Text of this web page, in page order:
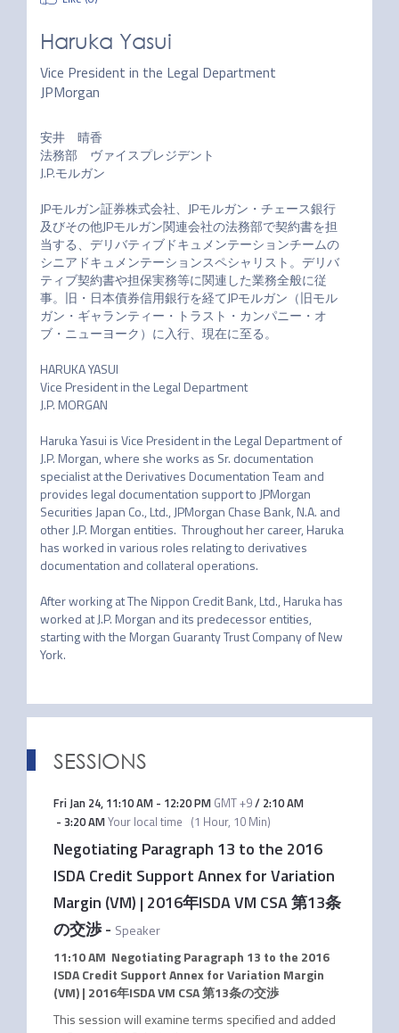
Haruka Yasui
Vice President in the Legal Department
JPMorgan
安井　晴香
法務部　ヴァイスプレジデント
J.P.モルガン
JPモルガン証券株式会社、JPモルガン・チェース銀行
及びその他JPモルガン関連会社の法務部で契約書を担
当する、デリバティブドキュメンテーションチームの
シニアドキュメンテーションスペシャリスト。デリバ
ティブ契約書や担保実務等に関連した業務全般に従
事。旧・日本債券信用銀行を経てJPモルガン（旧モル
ガン・ギャランティー・トラスト・カンパニー・オ
ブ・ニューヨーク）に入行、現在に至る。
HARUKA YASUI
Vice President in the Legal Department
J.P. MORGAN
Haruka Yasui is Vice President in the Legal Department of
J.P. Morgan, where she works as Sr. documentation
specialist at the Derivatives Documentation Team and
provides legal documentation support to JPMorgan
Securities Japan Co., Ltd., JPMorgan Chase Bank, N.A. and
other J.P. Morgan entities.  Throughout her career, Haruka
has worked in various roles relating to derivatives
documentation and collateral operations.
After working at The Nippon Credit Bank, Ltd., Haruka has
worked at J.P. Morgan and its predecessor entities,
starting with the Morgan Guaranty Trust Company of New
SESSIONS
Fri Jan 24, 11:10 AM- 12:20 PM GMT +9/ 2:10 AM
- 3:20 AMYour local time (1 Hour, 10 Min)
Negotiating Paragraph 13 to the 2016
ISDA Credit Support Annex for Variation
Margin (VM) | 2016年ISDA VM CSA 第13条
の交渉- Speaker
11:10 AM Negotiating Paragraph 13 to the 2016
ISDA Credit Support Annex for Variation Margin
(VM) | 2016年ISDA VM CSA 第13条の交渉
This session will examine terms specified and added